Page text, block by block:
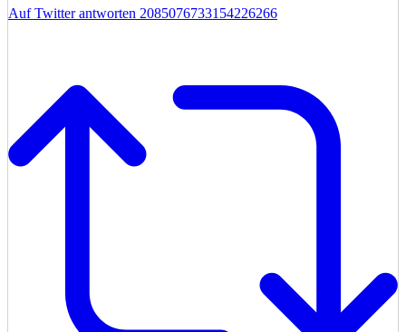
Auf Twitter antworten 2085076733154226266